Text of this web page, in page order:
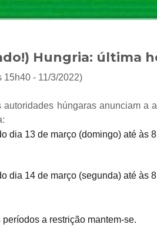
Hungria: última
15h40 - 11/3/2022)
autoridades húngaras anunciam
dia 13 de março (domingo) até às
dia 14 de março (segunda) até às
períodos a restrição mantem-se.